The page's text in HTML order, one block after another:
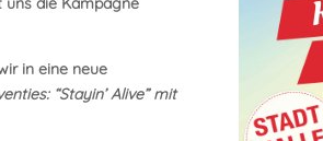
in eine neue
“Stayin’ Alive” mit